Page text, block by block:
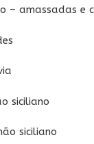
– amassadas e
siciliano
siciliano